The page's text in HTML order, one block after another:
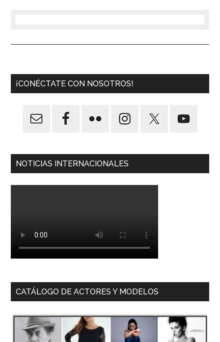
¡CONÉCTATE CON NOSOTROS!
NOTICIAS INTERNACIONALES
CATÁLOGO DE ACTORES Y MODELOS